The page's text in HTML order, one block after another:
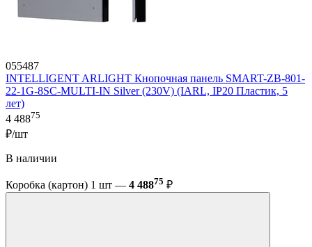
055487
INTELLIGENT ARLIGHT Кнопочная панель SMART-ZB-801-
22-1G-8SC-MULTI-IN Silver (230V) (IARL, IP20 Пластик, 5
лет)
4 48875
₽/шт
В наличии
Коробка (картон) 1 шт — 4 48875 ₽